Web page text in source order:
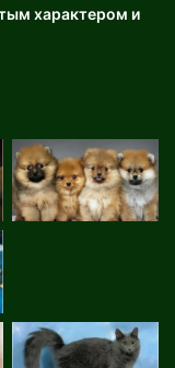
характером и